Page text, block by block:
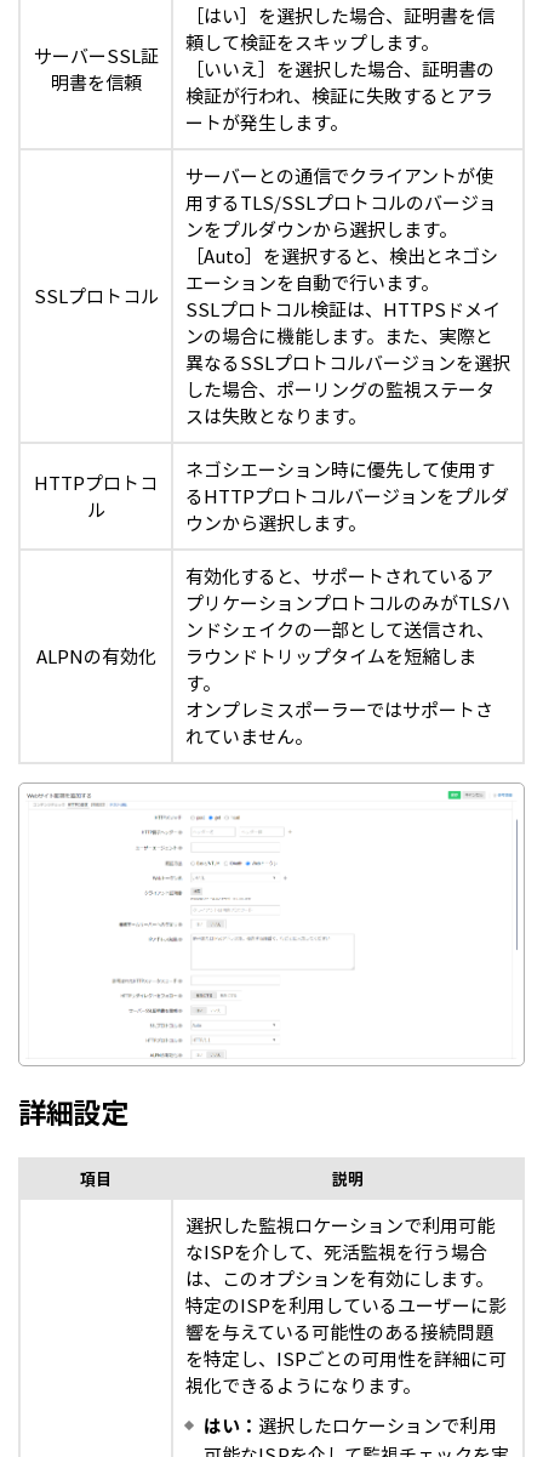
サーバーSSL証
明書を信頼
［はい］を選択した場合、証明書を信
頼して検証をスキップします。
［いいえ］を選択した場合、証明書の
検証が行われ、検証に失敗するとアラ
ートが発生します。
SSLプロトコル
サーバーとの通信でクライアントが使
用するTLS/SSLプロトコルのバージョ
ンをプルダウンから選択します。
［Auto］を選択すると、検出とネゴシ
エーションを自動で行います。
SSLプロトコル検証は、HTTPSドメイ
ンの場合に機能します。また、実際と
異なるSSLプロトコルバージョンを選択
した場合、ポーリングの監視ステータ
スは失敗となります。
HTTPプロトコ
ル
ネゴシエーション時に優先して使用す
るHTTPプロトコルバージョンをプルダ
ウンから選択します。
ALPNの有効化
有効化すると、サポートされているア
プリケーションプロトコルのみがTLSハ
ンドシェイクの一部として送信され、
ラウンドトリップタイムを短縮しま
す。
オンプレミスポーラーではサポートさ
れていません。
詳細設定
項目 説明
選択した監視ロケーションで利用可能
なISPを介して、死活監視を行う場合
は、このオプションを有効にします。
特定のISPを利用しているユーザーに影
響を与えている可能性のある接続問題
を特定し、ISPごとの可用性を詳細に可
視化できるようになります。
はい： 選択したロケーションで利用